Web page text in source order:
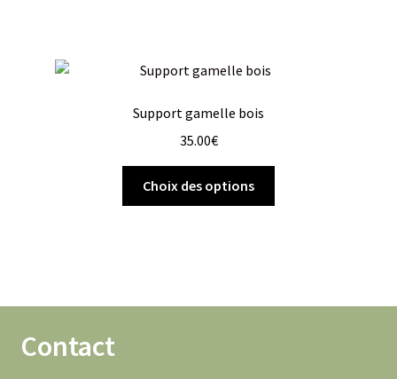
Support gamelle bois
35.00€
Choix des options
Contact